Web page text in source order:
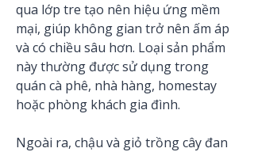
qua lớp tre tạo nên hiệu ứng mềm
mại, giúp không gian trở nên ấm áp
và có chiều sâu hơn. Loại sản phẩm
này thường được sử dụng trong
quán cà phê, nhà hàng, homestay
hoặc phòng khách gia đình.
Ngoài ra, chậu và giỏ trồng cây đan